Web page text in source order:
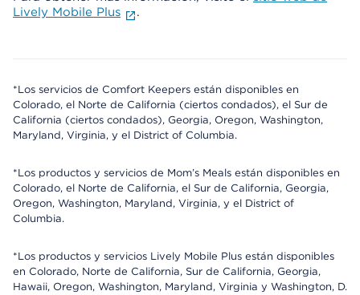
Lively Mobile Plus
.
*Los servicios de Comfort Keepers están disponibles en
Colorado, el Norte de California (ciertos condados), el Sur de
California (ciertos condados), Georgia, Oregon, Washington,
Maryland, Virginia, y el District of Columbia.
*Los productos y servicios de Mom’s Meals están disponibles en
Colorado, el Norte de California, el Sur de California, Georgia,
Oregon, Washington, Maryland, Virginia, y el District of
Columbia.
*Los productos y servicios Lively Mobile Plus están disponibles
en Colorado, Norte de California, Sur de California, Georgia,
Hawaii, Oregon, Washington, Maryland, Virginia y Washington, D.